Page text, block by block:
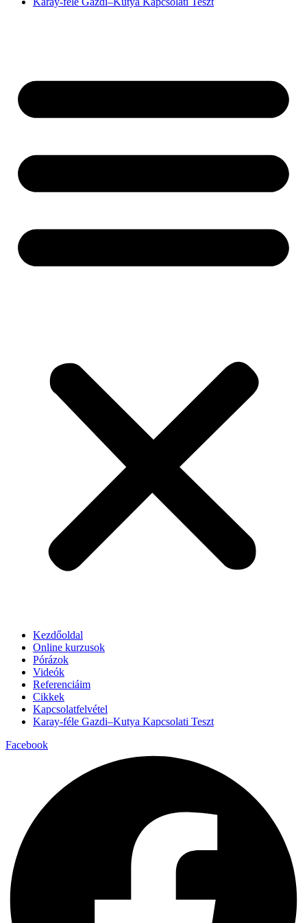
Kezdőoldal
Online kurzusok
Pórázok
Videók
Referenciáim
Cikkek
Kapcsolatfelvétel
Karay-féle Gazdi–Kutya Kapcsolati Teszt
Facebook